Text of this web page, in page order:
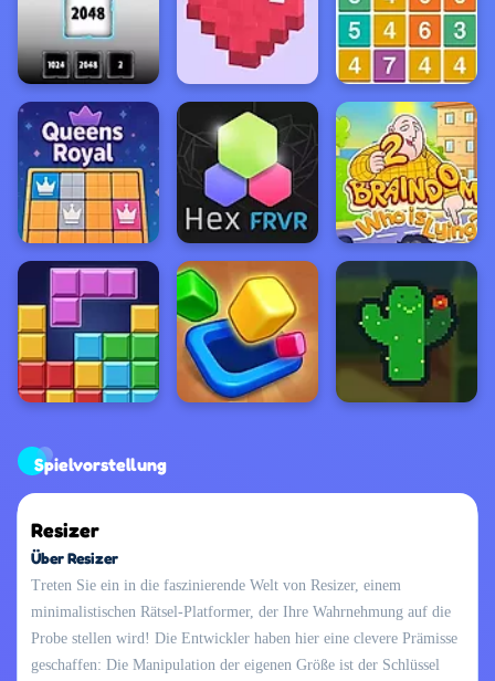
Spielvorstellung
Resizer
Über Resizer
Treten Sie ein in die faszinierende Welt von Resizer, einem
minimalistischen Rätsel-Platformer, der Ihre Wahrnehmung auf die
Probe stellen wird! Die Entwickler haben hier eine clevere Prämisse
geschaffen: Die Manipulation der eigenen Größe ist der Schlüssel